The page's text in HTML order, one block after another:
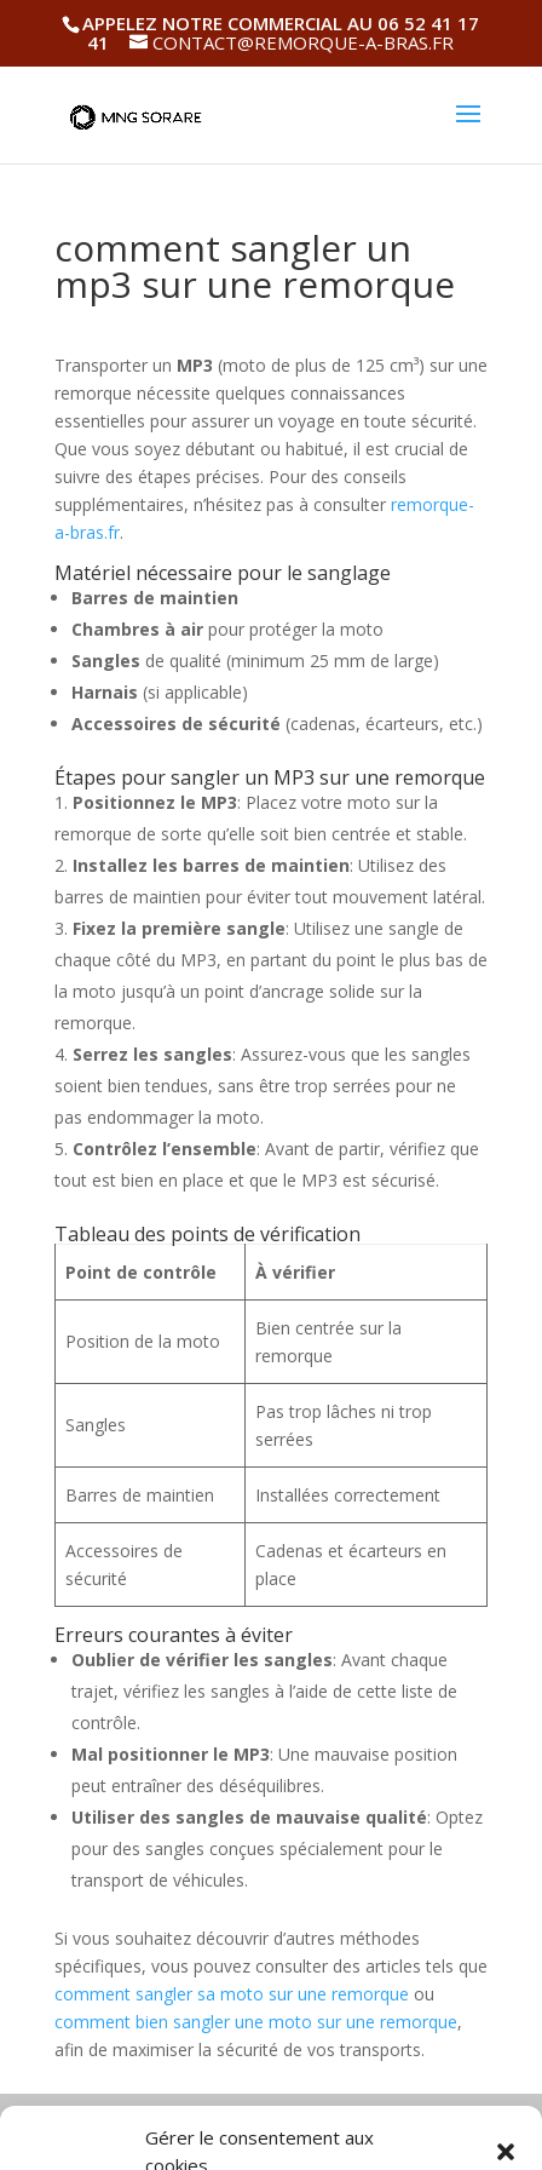
Gérer le consentement aux
cookies
APPELEZ NOTRE COMMERCIAL AU 06 52 41 17
41
CONTACT@REMORQUE-A-BRAS.FR
comment sangler un
mp3 sur une remorque
Transporter un MP3 (moto de plus de 125 cm³) sur une
remorque nécessite quelques connaissances
essentielles pour assurer un voyage en toute sécurité.
Que vous soyez débutant ou habitué, il est crucial de
suivre des étapes précises. Pour des conseils
supplémentaires, n’hésitez pas à consulter remorque-
a-bras.fr.
Matériel nécessaire pour le sanglage
Barres de maintien
Chambres à airpour protéger la moto
Sangles de qualité (minimum 25 mm de large)
Harnais (si applicable)
Accessoires de sécurité (cadenas, écarteurs, etc.)
Étapes pour sangler un MP3 sur une remorque
Positionnez le MP3: Placez votre moto sur la
remorque de sorte qu’elle soit bien centrée et stable.
Installez les barres de maintien: Utilisez des
barres de maintien pour éviter tout mouvement latéral.
Fixez la première sangle: Utilisez une sangle de
chaque côté du MP3, en partant du point le plus bas de
la moto jusqu’à un point d’ancrage solide sur la
remorque.
Serrez les sangles: Assurez-vous que les sangles
soient bien tendues, sans être trop serrées pour ne
pas endommager la moto.
Contrôlez l’ensemble: Avant de partir, vérifiez que
tout est bien en place et que le MP3 est sécurisé.
Tableau des points de vérification
Point de contrôle À vérifier
Position de la moto
Bien centrée sur la
remorque
Sangles
Pas trop lâches ni trop
serrées
Barres de maintien Installées correctement
Accessoires de
sécurité
Cadenas et écarteurs en
place
Erreurs courantes à éviter
Oublier de vérifier les sangles: Avant chaque
trajet, vérifiez les sangles à l’aide de cette liste de
contrôle.
Mal positionner le MP3: Une mauvaise position
peut entraîner des déséquilibres.
Utiliser des sangles de mauvaise qualité: Optez
pour des sangles conçues spécialement pour le
transport de véhicules.
Si vous souhaitez découvrir d’autres méthodes
spécifiques, vous pouvez consulter des articles tels que
comment sangler sa moto sur une remorque ou
comment bien sangler une moto sur une remorque,
afin de maximiser la sécurité de vos transports.